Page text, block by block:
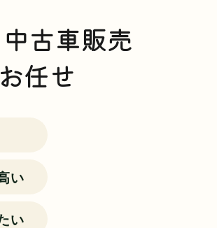
古車販売
任せ
い
い